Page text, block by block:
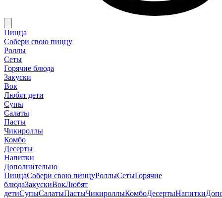
Пицца
Собери свою пиццу
Роллы
Сеты
Горячие блюда
Закуски
Вок
Любят дети
Супы
Салаты
Пасты
Чикироллы
Комбо
Десерты
Напитки
Дополнительно
ПиццаСобери свою пиццуРоллыСетыГорячие
блюдаЗакускиВокЛюбят
детиСупыСалатыПастыЧикироллыКомбоДесертыНапитки